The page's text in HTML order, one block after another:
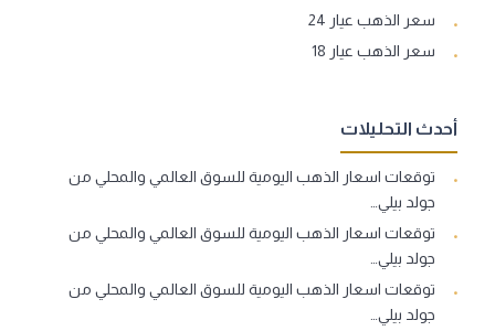
سعر الذهب عيار 24
سعر الذهب عيار 18
أحدث التحليلات
توقعات اسعار الذهب اليومية للسوق العالمي والمحلي من
جولد بيلي…
توقعات اسعار الذهب اليومية للسوق العالمي والمحلي من
جولد بيلي…
توقعات اسعار الذهب اليومية للسوق العالمي والمحلي من
جولد بيلي…